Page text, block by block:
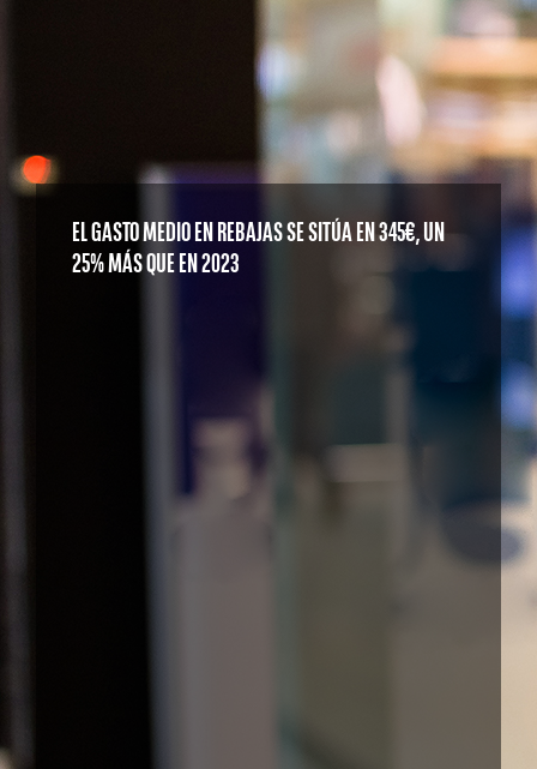
EL GASTO MEDIO EN REBAJAS SE SITÚA EN 345€, UN
25% MÁS QUE EN 2023